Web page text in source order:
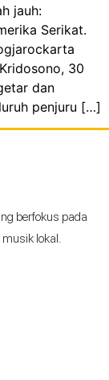
jauh:
Serikat.
30
dan
penjuru […]
berfokus pada
lokal.